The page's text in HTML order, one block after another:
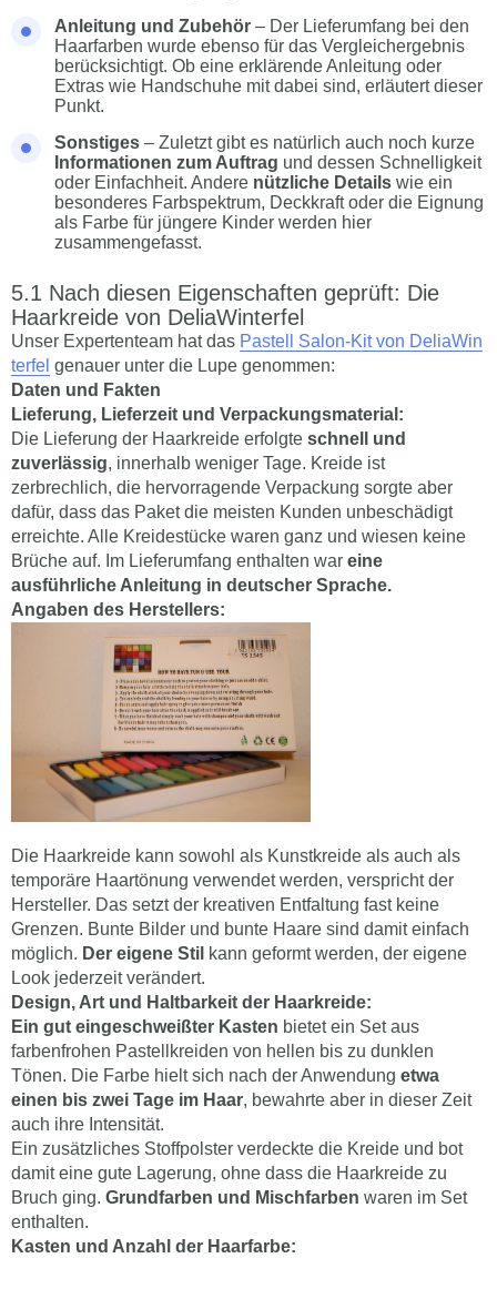
Anleitung und Zubehör – Der Lieferumfang bei den
Haarfarben wurde ebenso für das Vergleichergebnis
berücksichtigt. Ob eine erklärende Anleitung oder
Extras wie Handschuhe mit dabei sind, erläutert dieser
Punkt.
Sonstiges – Zuletzt gibt es natürlich auch noch kurze
Informationen zum Auftrag und dessen Schnelligkeit
oder Einfachheit. Andere nützliche Details wie ein
besonderes Farbspektrum, Deckkraft oder die Eignung
als Farbe für jüngere Kinder werden hier
zusammengefasst.
Nach diesen Eigenschaften geprüft: Die
Haarkreide von DeliaWinterfel
Unser Expertenteam hat das Pastell Salon-Kit von DeliaWin
terfel genauer unter die Lupe genommen:
Daten und Fakten
Lieferung, Lieferzeit und Verpackungsmaterial:
Die Lieferung der Haarkreide erfolgte schnell und
zuverlässig, innerhalb weniger Tage. Kreide ist
zerbrechlich, die hervorragende Verpackung sorgte aber
dafür, dass das Paket die meisten Kunden unbeschädigt
erreichte. Alle Kreidestücke waren ganz und wiesen keine
Brüche auf. Im Lieferumfang enthalten war eine
ausführliche Anleitung in deutscher Sprache.
Angaben des Herstellers:
Die Haarkreide kann sowohl als Kunstkreide als auch als
temporäre Haartönung verwendet werden, verspricht der
Hersteller. Das setzt der kreativen Entfaltung fast keine
Grenzen. Bunte Bilder und bunte Haare sind damit einfach
möglich. Der eigene Stil kann geformt werden, der eigene
Look jederzeit verändert.
Design, Art und Haltbarkeit der Haarkreide:
Ein gut eingeschweißter Kasten bietet ein Set aus
farbenfrohen Pastellkreiden von hellen bis zu dunklen
Tönen. Die Farbe hielt sich nach der Anwendung etwa
einen bis zwei Tage im Haar, bewahrte aber in dieser Zeit
auch ihre Intensität.
Ein zusätzliches Stoffpolster verdeckte die Kreide und bot
damit eine gute Lagerung, ohne dass die Haarkreide zu
Bruch ging. Grundfarben und Mischfarben waren im Set
enthalten.
Kasten und Anzahl der Haarfarbe: